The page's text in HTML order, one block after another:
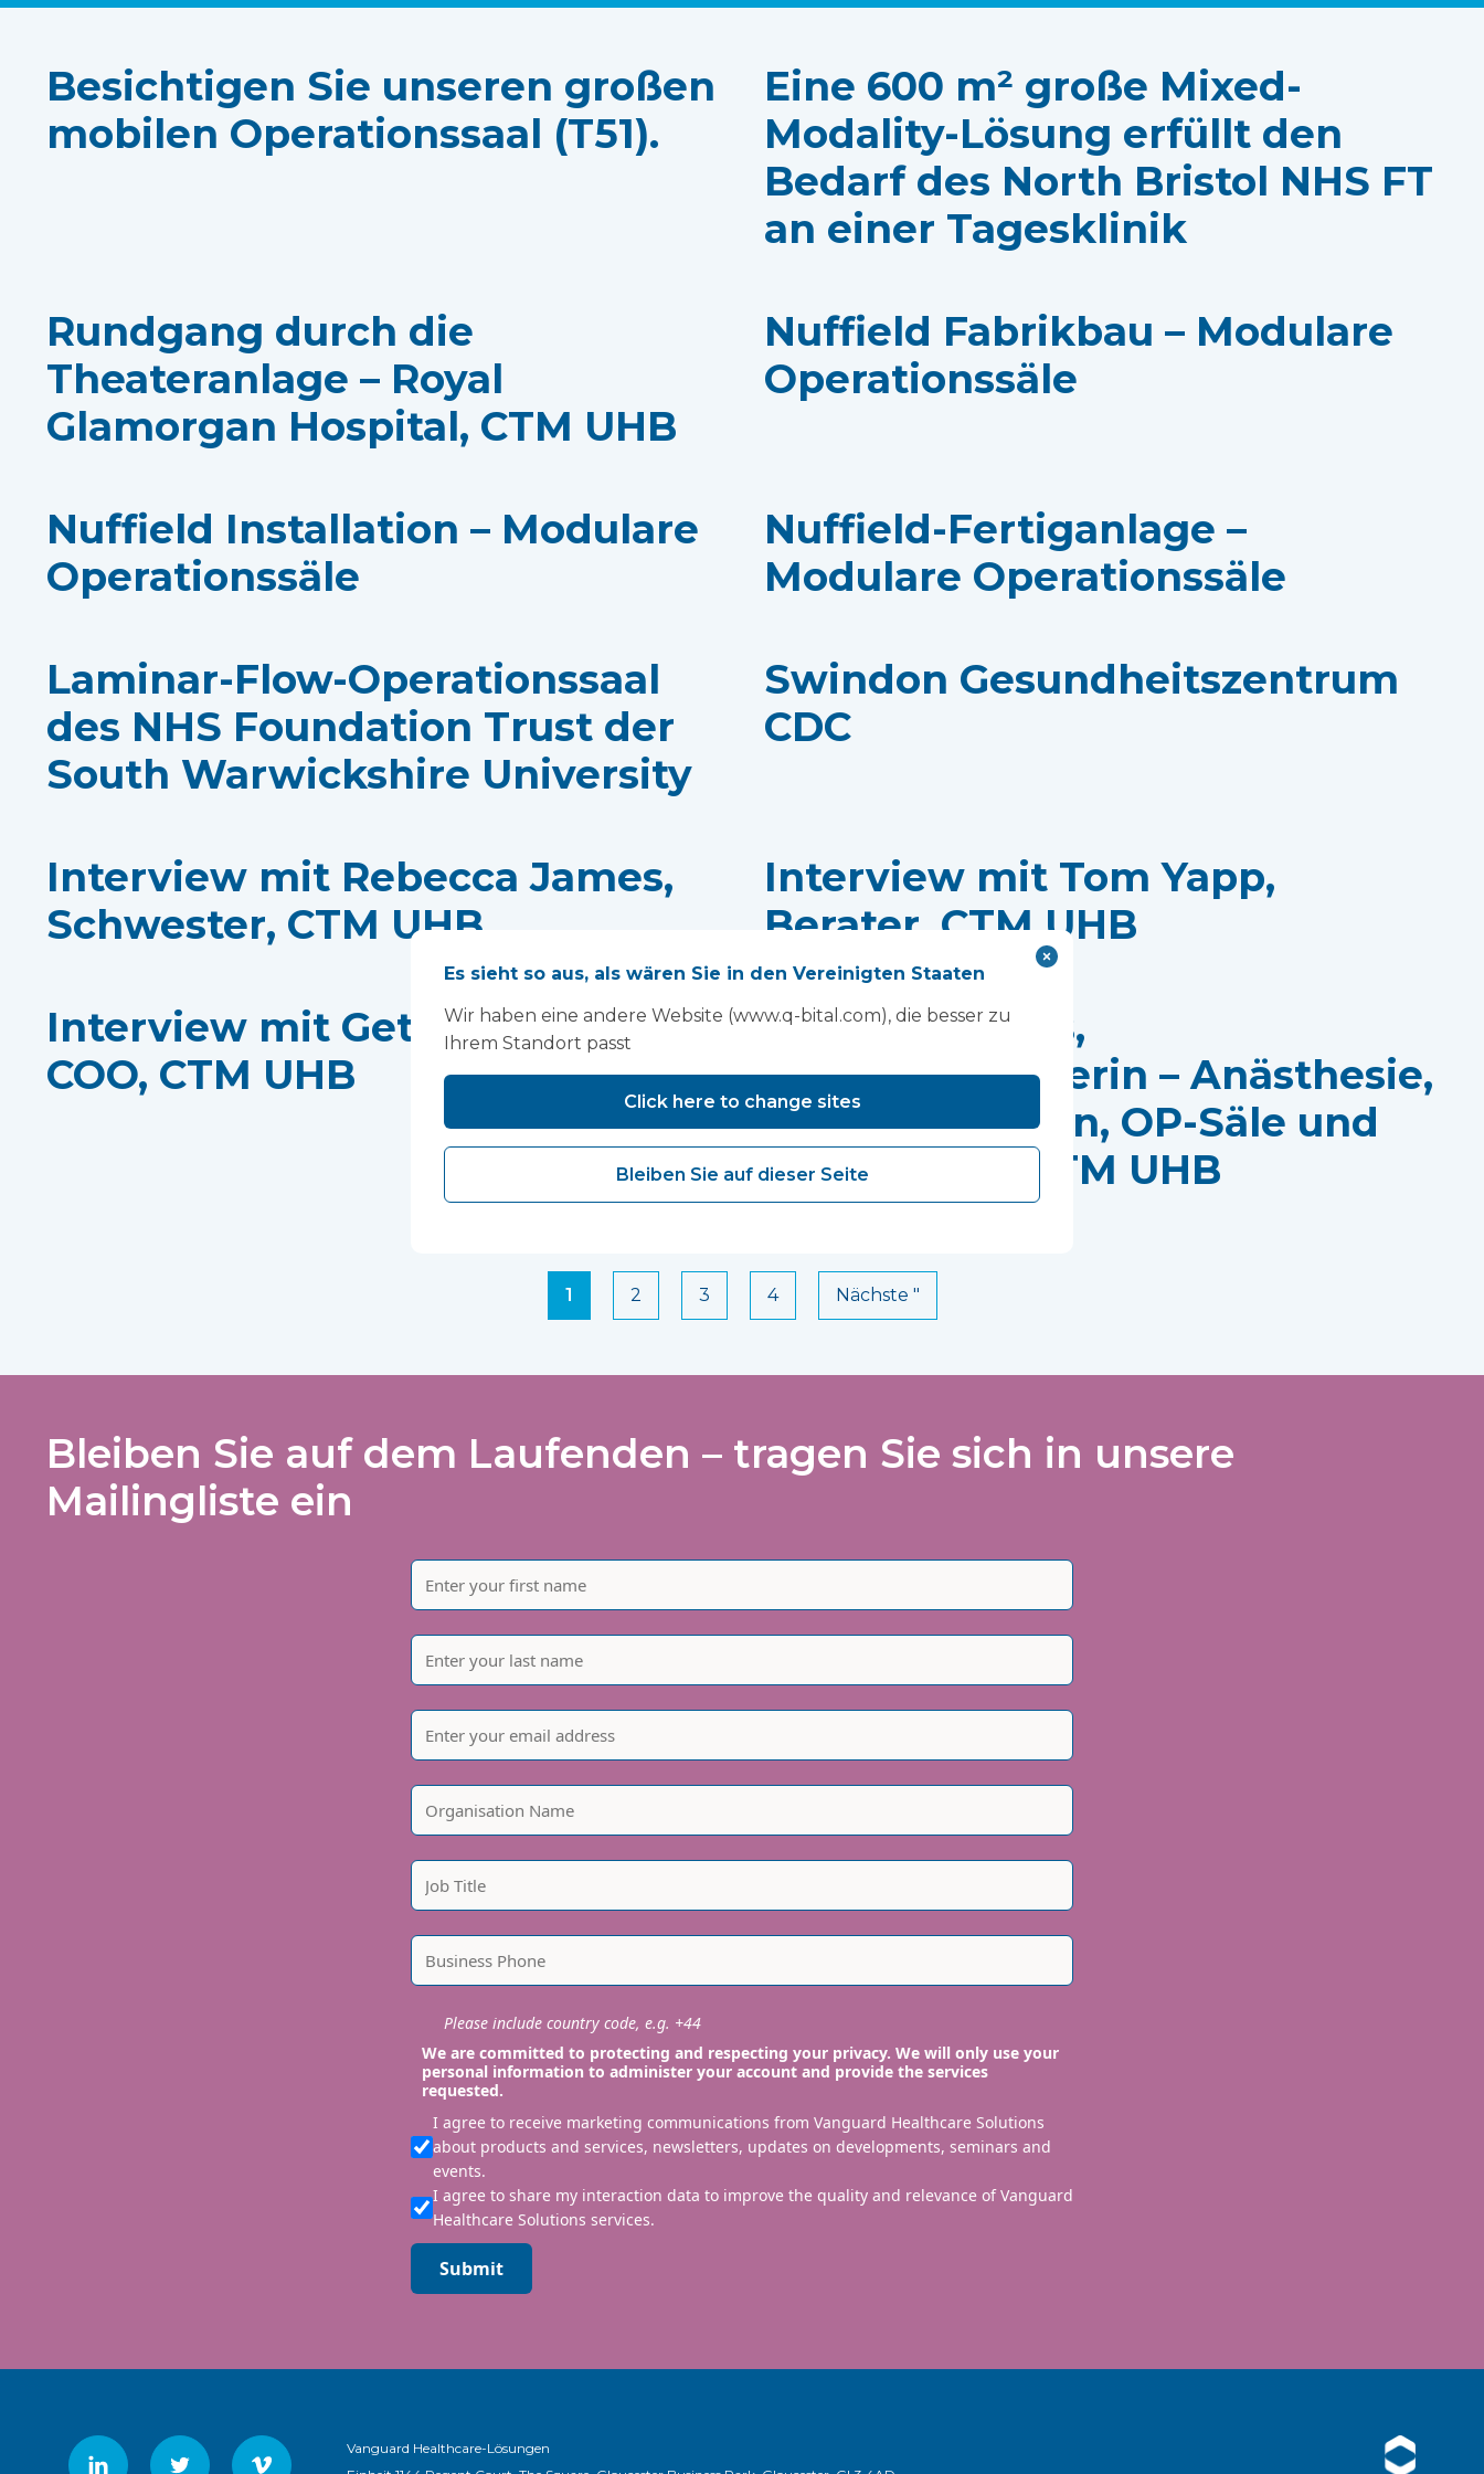
Besichtigen Sie unseren großen
mobilen Operationssaal (T51).
Eine 600 m² große Mixed-
Modality-Lösung erfüllt den
Bedarf des North Bristol NHS FT
an einer Tagesklinik
Rundgang durch die
Theateranlage – Royal
Glamorgan Hospital, CTM UHB
Nuffield Fabrikbau – Modulare
Operationssäle
Nuffield Installation – Modulare
Operationssäle
Nuffield-Fertiganlage –
Modulare Operationssäle
Laminar-Flow-Operationssaal
des NHS Foundation Trust der
South Warwickshire University
Swindon Gesundheitszentrum
CDC
Interview mit Rebecca James,
Schwester, CTM UHB
Interview mit Tom Yapp,
Berater, CTM UHB
Interview mit Gethin Hughes,
COO, CTM UHB
Sarah Edwards,
Direktoratsleiterin – Anästhesie,
Intensivmedizin, OP-Säle und
Orthopädie, CTM UHB
1 2 3 4 Nächste "
Bleiben Sie auf dem Laufenden – tragen Sie sich in unsere
Mailingliste ein
Please include country code, e.g. +44
We are committed to protecting and respecting your privacy. We will only use your
personal information to administer your account and provide the services
requested.
I agree to receive marketing communications from Vanguard Healthcare Solutions
about products and services, newsletters, updates on developments, seminars and
events.
I agree to share my interaction data to improve the quality and relevance of Vanguard
Healthcare Solutions services.
Submit
Vanguard Healthcare-Lösungen
Es sieht so aus, als wären Sie in den Vereinigten Staaten
Wir haben eine andere Website (www.q-bital.com), die besser zu
Ihrem Standort passt
Click here to change sites
Bleiben Sie auf dieser Seite